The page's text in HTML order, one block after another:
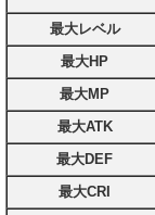
最大レベル
最大HP
最大MP
最大ATK
最大DEF
最大CRI